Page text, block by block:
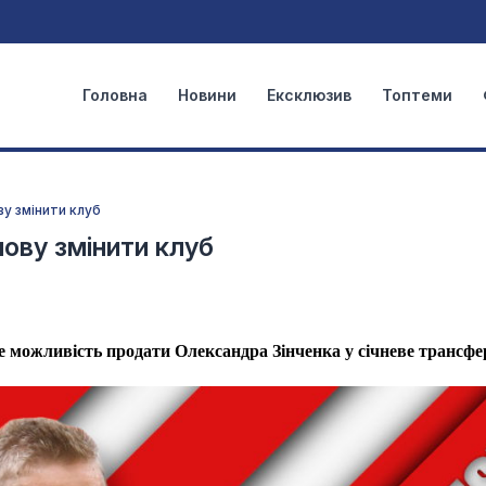
Головна Новини Ексклюзив Топтеми
змінити клуб
змінити клуб
продати Олександра Зінченка у січневе